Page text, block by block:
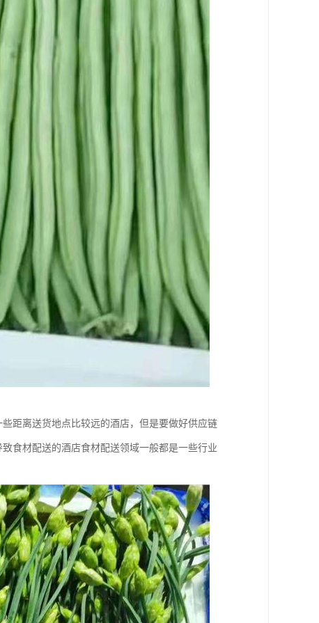
距离送货地点比较远的酒店，但是要做好供应链
食材配送的酒店食材配送领域一般都是一些行业